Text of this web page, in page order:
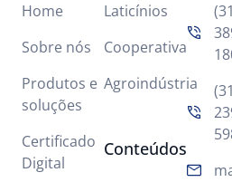
Home
Sobre nós
Produtos e
soluções
Certificado
Digital
Laticínios
Cooperativa
Agroindústria
Conteúdos